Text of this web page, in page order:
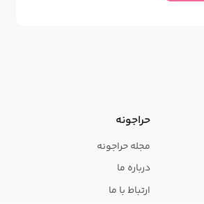
حراجونه
مجله حراجونه
درباره ما
ارتباط با ما